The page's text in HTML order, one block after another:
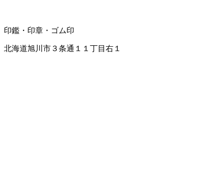
印鑑・印章・ゴム印
北海道旭川市３条通１１丁目右１